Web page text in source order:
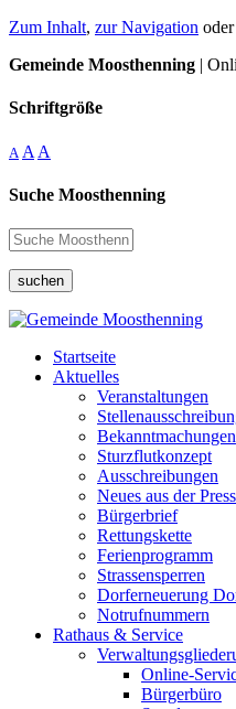
Zum Inhalt, zur Navigation oder
Gemeinde Moosthenning |
Schriftgröße
A A A
Suche Moosthenning
suchen
Startseite
Aktuelles
Veranstaltungen
Bekanntmachungen
Sturzflutkonzept
Ausschreibungen
Neues aus der
Bürgerbrief
Rettungskette
Ferienprogramm
Strassensperren
Dorferneuerung
Notrufnummern
Rathaus & Service
Online-
Bürgerbüro